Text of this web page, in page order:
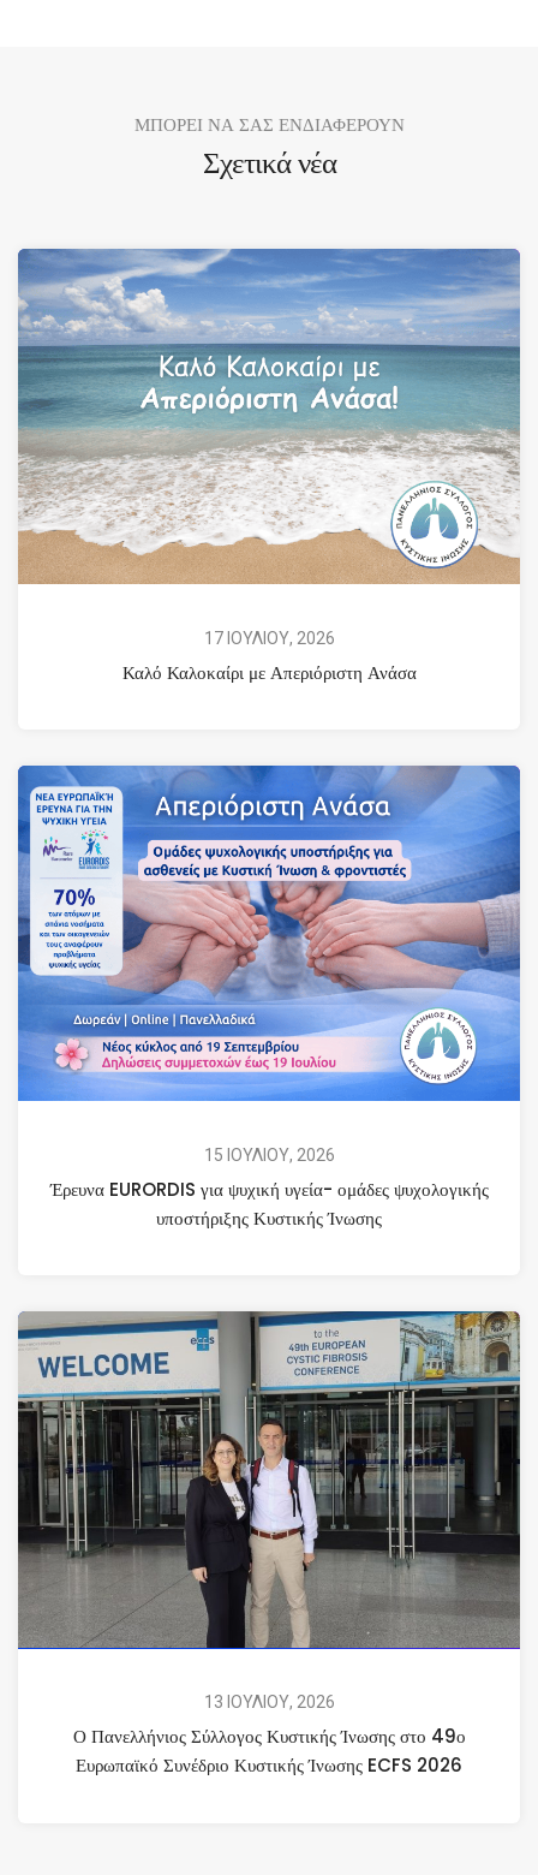
ΜΠΟΡΕΙ ΝΑ ΣΑΣ ΕΝΔΙΑΦΕΡΟΥΝ
Σχετικά νέα
17 ΙΟΥΛΙΟΥ, 2026
Καλό Καλοκαίρι με Απεριόριστη Ανάσα
15 ΙΟΥΛΙΟΥ, 2026
Έρευνα EURORDIS για ψυχική υγεία- ομάδες ψυχολογικής
υποστήριξης Κυστικής Ίνωσης
13 ΙΟΥΛΙΟΥ, 2026
Ο Πανελλήνιος Σύλλογος Κυστικής Ίνωσης στο 49ο
Ευρωπαϊκό Συνέδριο Κυστικής Ίνωσης ECFS 2026